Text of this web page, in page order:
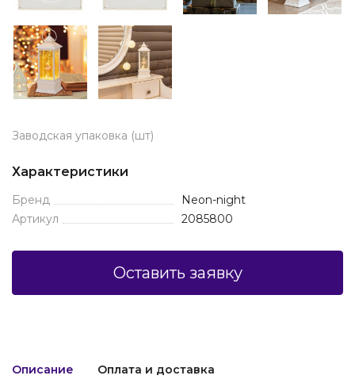
Заводская упаковка (шт)
Характеристики
Бренд
Neon-night
Артикул
2085800
Оставить заявку
Описание Оплата и доставка